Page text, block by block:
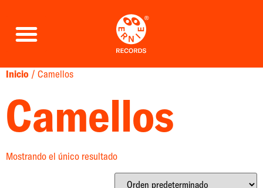
Inicio / Camellos
Camellos
Mostrando el único resultado